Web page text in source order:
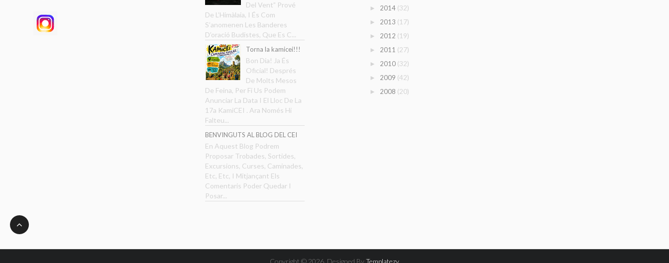
Del Vent” Prové
De L’Himàlaia, I És Com
S’anomenen Les Banderes
D’oració Budistes, Que Es C...
Torna la kamicei!!!
Bon Dia! Ja És
Oficial! Després
De Molts Mesos
De Feina, Per Fi Us Podem
Anunciar La Data I El Lloc De La
17a KamiCEI . Ara Només Hi
Falteu...
BENVINGUTS AL BLOG DEL CEI
En Aquest Blog Podrem
Proposar Trobades, Sortides,
Excursions, Curses, Caminades,
Etc, Etc, I Mitjançant Els
Comentaris Poder Quedar I
Posar...
► 2014 (32)
► 2013 (17)
► 2012 (19)
► 2011 (27)
► 2010 (32)
► 2009 (42)
► 2008 (20)
Copyright © 2026. Designed ByTemplatezy